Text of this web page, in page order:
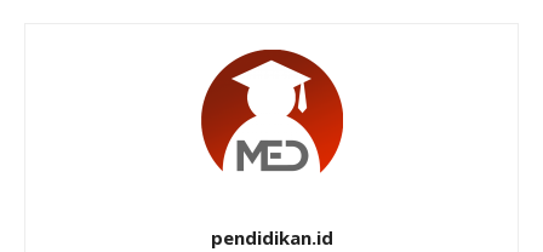
pendidikan.id